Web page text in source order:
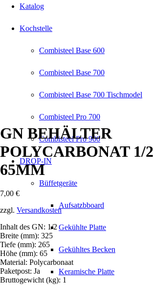
Katalog
Kochstelle
Combisteel Base 600
Combisteel Base 700
Combisteel Base 700 Tischmodel
Combisteel Pro 700
Combisteel Pro 900
DROP-IN
Büffetgeräte
Aufsatzbboard
Gekühlte Platte
Gekühltes Becken
Keramische Platte
GN BEHÄLTER
POLYCARBONAT 1/
65MM
7,00 €
zzgl. Versandkosten
Inhalt des GN: 1/2
Breite (mm): 325
Tiefe (mm): 265
Höhe (mm): 65
Material: Polycarbonaat
Paketpost: Ja
Bruttogewicht (kg): 1